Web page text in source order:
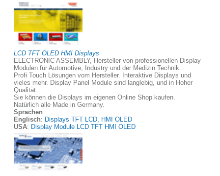
LCD TFT OLED HMI Displays
ELECTRONIC ASSEMBLY, Hersteller von professionellen Display
Modulen für Automotive, Industry und der Medizin Technik.
Profi Touch Lösungen vom Hersteller. Interaktive Displays und
vieles mehr. Display Panel Module sind langlebig, und in Hoher
Qualität.
Sie können die Displays im eigenen Online Shop kaufen.
Natürlich alle Made in Germany.
Sprachen:
Englisch: Displays TFT LCD, HMI OLED
USA: Display Module LCD TFT HMI OLED